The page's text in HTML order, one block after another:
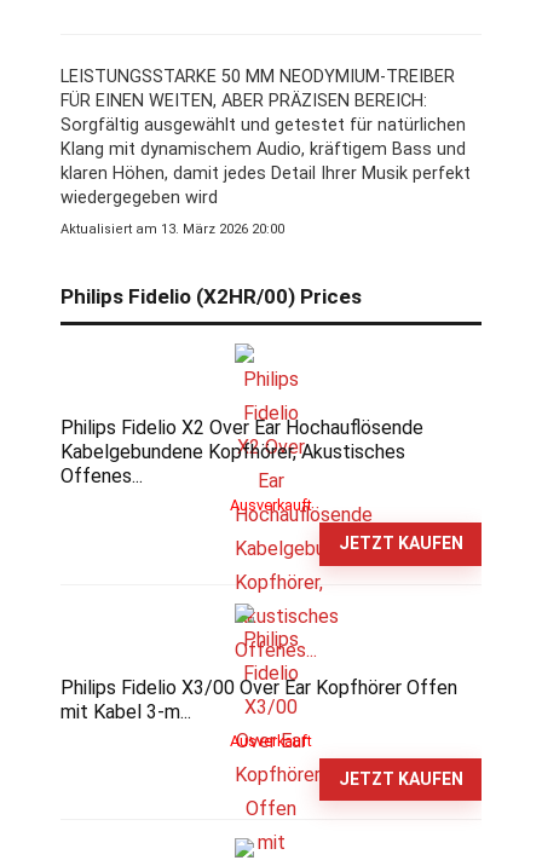
LEISTUNGSSTARKE 50 MM NEODYMIUM-TREIBER
FÜR EINEN WEITEN, ABER PRÄZISEN BEREICH:
Sorgfältig ausgewählt und getestet für natürlichen
Klang mit dynamischem Audio, kräftigem Bass und
klaren Höhen, damit jedes Detail Ihrer Musik perfekt
wiedergegeben wird
Aktualisiert am 13. März 2026 20:00
Philips Fidelio (X2HR/00) Prices
Philips Fidelio X2 Over Ear Hochauflösende
Kabelgebundene Kopfhörer, Akustisches
Offenes...
Ausverkauft
JETZT KAUFEN
Philips Fidelio X3/00 Over Ear Kopfhörer Offen
mit Kabel 3-m...
Ausverkauft
JETZT KAUFEN